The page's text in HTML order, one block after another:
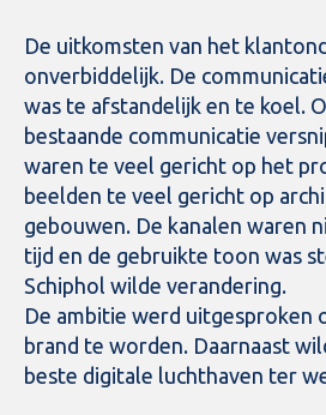
De uitkomsten van het
onverbiddelijk. De
was te afstandelijk en te koel.
bestaande communicatie
waren te veel gericht op het
beelden te veel gericht op
gebouwen. De kanalen waren
tijd en de gebruikte toon was
Schiphol wilde verandering.
De ambitie werd uitgesproken
brand te worden. Daarnaast
beste digitale luchthaven ter